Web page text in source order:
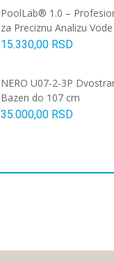
PoolLab® 1.0 –
za Preciznu Analizu Vode
15.330,00 RSD
NERO U07-2-3P
Bazen do 107 cm
35.000,00 RSD